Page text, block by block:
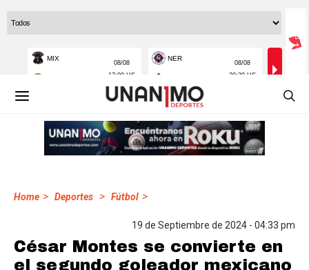
Home > Deportes > Fútbol >
19 de Septiembre de 2024 - 04:33 pm
César Montes se convierte en
el segundo goleador mexicano